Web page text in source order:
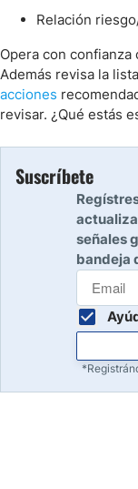
Relación
Opera con confianza
Además revisa la
acciones
revisar. ¿Qué estás
Suscríbete
señales
bandeja